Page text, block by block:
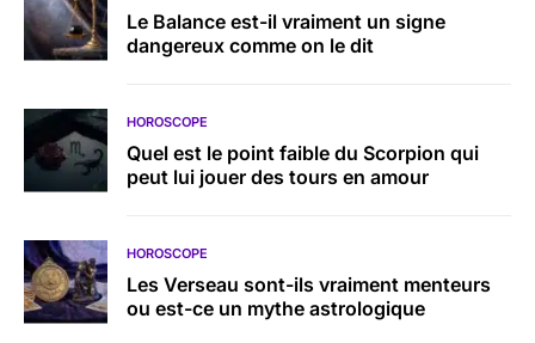
Le Balance est-il vraiment un signe
dangereux comme on le dit
HOROSCOPE
Quel est le point faible du Scorpion qui
peut lui jouer des tours en amour
HOROSCOPE
Les Verseau sont-ils vraiment menteurs
ou est-ce un mythe astrologique